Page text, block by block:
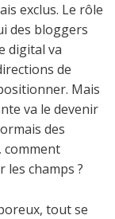
exclus. Le rôle
des bloggers
digital va
de
Mais
va le devenir
des
comment
champs ?
tout se